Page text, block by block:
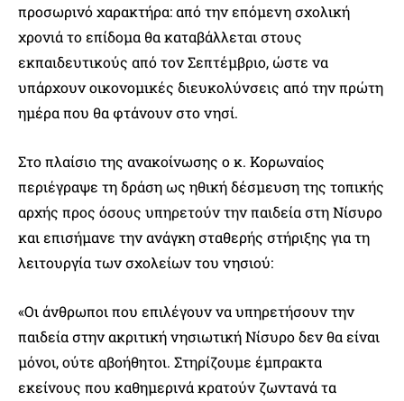
προσωρινό χαρακτήρα: από την επόμενη σχολική
χρονιά το επίδομα θα καταβάλλεται στους
εκπαιδευτικούς από τον Σεπτέμβριο, ώστε να
υπάρχουν οικονομικές διευκολύνσεις από την πρώτη
ημέρα που θα φτάνουν στο νησί.
Στο πλαίσιο της ανακοίνωσης ο κ. Κορωναίος
περιέγραψε τη δράση ως ηθική δέσμευση της τοπικής
αρχής προς όσους υπηρετούν την παιδεία στη Νίσυρο
και επισήμανε την ανάγκη σταθερής στήριξης για τη
λειτουργία των σχολείων του νησιού:
«Οι άνθρωποι που επιλέγουν να υπηρετήσουν την
παιδεία στην ακριτική νησιωτική Νίσυρο δεν θα είναι
μόνοι, ούτε αβοήθητοι. Στηρίζουμε έμπρακτα
εκείνους που καθημερινά κρατούν ζωντανά τα